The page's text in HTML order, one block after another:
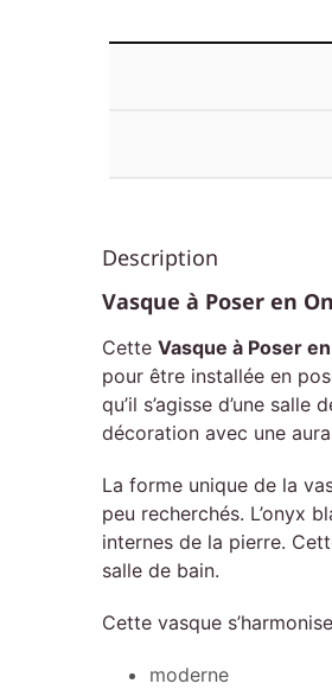
Description
Vasque à Poser en
Cette Vasque à Poser
pour être installée en
qu’il s’agisse d’une
décoration avec une
La forme unique de la
peu recherchés. L’onyx
internes de la pierre.
salle de bain.
Cette vasque
moderne